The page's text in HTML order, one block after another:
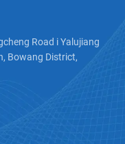
Road i Yalujiang
Bowang District,